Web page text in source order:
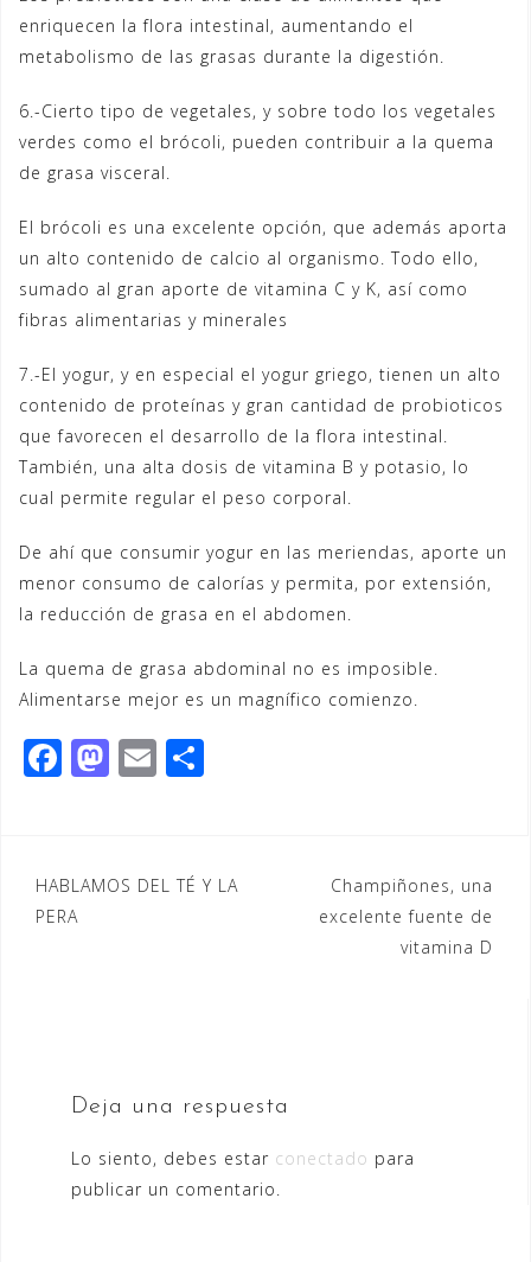
enriquecen la flora intestinal, aumentando el
metabolismo de las grasas durante la digestión.
6.-Cierto tipo de vegetales, y sobre todo los vegetales
verdes como el brócoli, pueden contribuir a la quema
de grasa visceral.
El brócoli es una excelente opción, que además aporta
un alto contenido de calcio al organismo. Todo ello,
sumado al gran aporte de vitamina C y K, así como
fibras alimentarias y minerales
7.-El yogur, y en especial el yogur griego, tienen un alto
contenido de proteínas y gran cantidad de probioticos
que favorecen el desarrollo de la flora intestinal.
También, una alta dosis de vitamina B y potasio, lo
cual permite regular el peso corporal.
De ahí que consumir yogur en las meriendas, aporte un
menor consumo de calorías y permita, por extensión,
la reducción de grasa en el abdomen.
La quema de grasa abdominal no es imposible.
Alimentarse mejor es un magnífico comienzo.
F
e
b
M
o
d
E
l p
ar
Navegación
de
HABLAMOS DEL TÉ Y LA
PERA
Champiñones, una
excelente fuente de
vitamina D
Deja una respuesta
Lo siento, debes estar conectado para
publicar un comentario.